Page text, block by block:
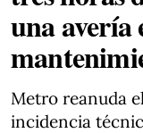
una avería
Metro reanuda
incidencia